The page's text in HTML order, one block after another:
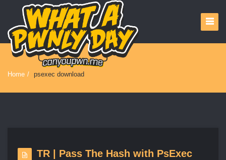
Home / psexec download
TR | Pass The Hash with PsExec